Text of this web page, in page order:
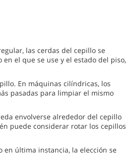
las cerdas del cepillo se
el que se use y el estado del piso,
En máquinas cilíndricas, los
pasadas para limpiar el mismo
envolverse alrededor del cepillo
puede considerar rotar los cepillos
última instancia, la elección se